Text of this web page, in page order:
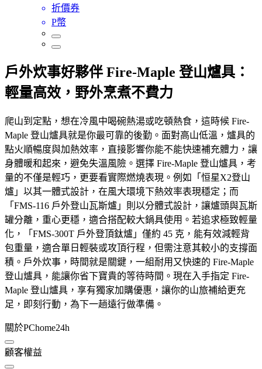
折價券
P幣
戶外炊事好夥伴 Fire-Maple 登山爐具：
輕量高效，野外烹煮不費力
爬山到定點，想在冷風中喝碗熱湯或吃頓熱食，這時候 Fire-
Maple 登山爐具就是你最可靠的後勤。面對高山低溫，爐具的
點火順暢度與加熱效率，直接影響你能不能快速補充體力，讓
身體暖和起來，避免失溫風險。選擇 Fire-Maple 登山爐具，考
量的不僅是輕巧，更要看實際燃燒表現。例如「恒星X2登山
爐」以其一體式設計，在風大環境下熱效率表現穩定；而
「FMS-116 戶外登山瓦斯爐」則以分體式設計，讓爐頭與瓦斯
罐分離，重心更穩，適合搭配較大鍋具使用。若追求極致輕量
化，「FMS-300T 戶外登頂鈦爐」僅約 45 克，能有效減輕背
包重量，適合單日輕裝或攻頂行程，但需注意其較小的支撐面
積。戶外炊事，時間就是關鍵，一組耐用又快速的 Fire-Maple
登山爐具，能讓你省下寶貴的等待時間。現在入手指定 Fire-
Maple 登山爐具，享有獨家加購優惠，讓你的山旅補給更充
足，即刻行動，為下一趟遠行做準備。
關於PChome24h
顧客權益